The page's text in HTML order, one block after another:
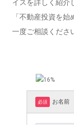
イスを詳しく紹介
「不動産投資を
一度ご相談くださ
必須 お名前